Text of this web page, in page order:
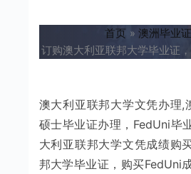
首页
澳洲毕业
订购澳大利亚联邦大学毕业证
澳大利亚联邦大学文凭办理,
硕士毕业证办理，FedUni毕
大利亚联邦大学文凭成绩购
邦大学毕业证，购买FedUni